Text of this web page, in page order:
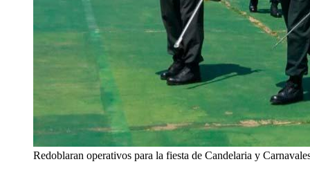
Redoblaran operativos para la fiesta de Candelaria y